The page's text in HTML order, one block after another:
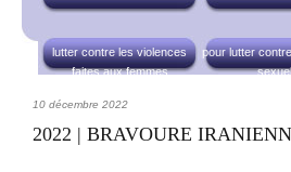
lutter contre les violences
faites aux femmes
pour lutter
10 décembre 2022
2022 | BRAVOURE